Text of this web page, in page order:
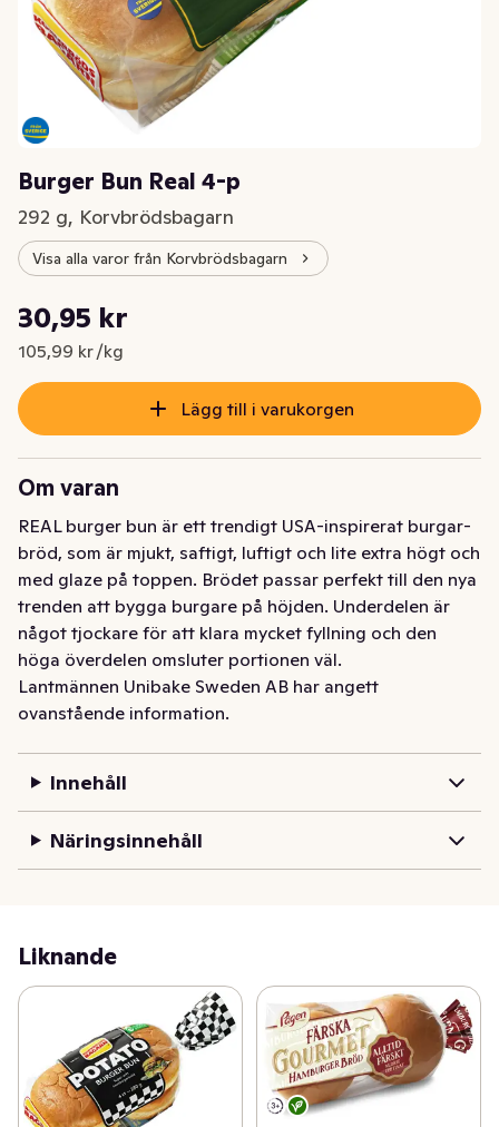
Burger Bun Real 4-p
292 g, Korvbrödsbagarn
Visa alla varor från Korvbrödsbagarn
Nuvarande pris är: 30,95 kr
30,95 kr
105,99 kr /kg
Styckpris: 105,99 kr /kg
Lägg till i varukorgen
Om varan
REAL burger bun är ett trendigt USA-inspirerat burgar-
bröd, som är mjukt, saftigt, luftigt och lite extra högt och
med glaze på toppen. Brödet passar perfekt till den nya
trenden att bygga burgare på höjden. Underdelen är
något tjockare för att klara mycket fyllning och den
höga överdelen omsluter portionen väl.
Lantmännen Unibake Sweden AB har angett
ovanstående information.
Innehåll
Näringsinnehåll
Liknande